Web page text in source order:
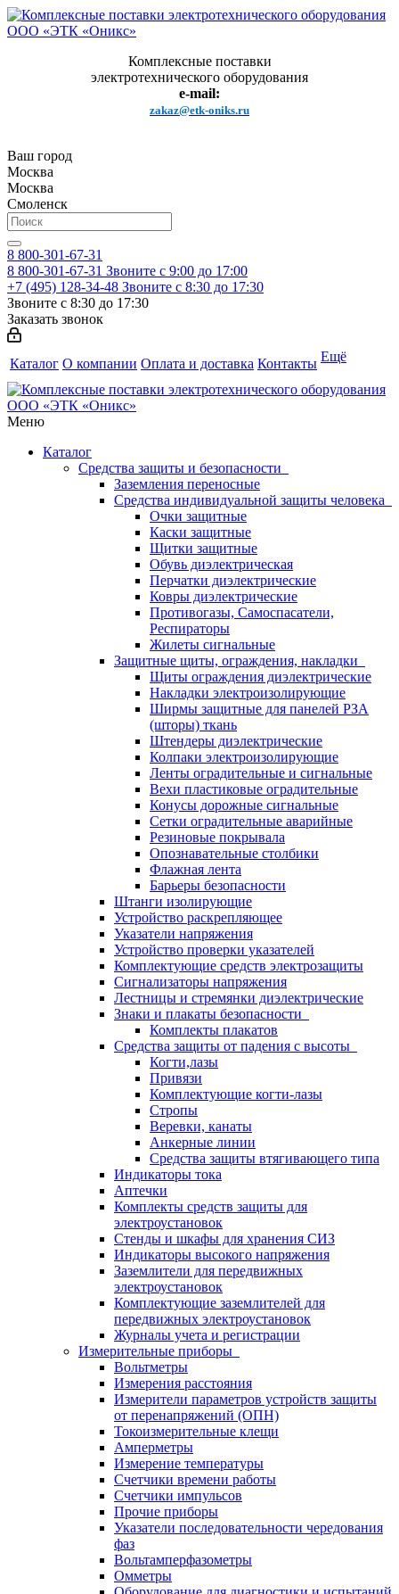
Комплексные поставки
электротехнического оборудования
e-mail:
zakaz@etk-oniks.ru
Ваш город
Москва
Москва
Смоленск
8 800-301-67-31
8 800-301-67-31 Звоните с 9:00 до 17:00
+7 (495) 128-34-48 Звоните с 8:30 до 17:30
Звоните с 8:30 до 17:30
Заказать звонок
Каталог О компании Оплата и доставка Контакты Ещё
Меню
Каталог
Средства защиты и безопасности
Заземления переносные
Средства индивидуальной защиты человека
Очки защитные
Каски защитные
Щитки защитные
Обувь диэлектрическая
Перчатки диэлектрические
Ковры диэлектрические
Противогазы, Самоспасатели,
Респираторы
Жилеты сигнальные
Защитные щиты, ограждения, накладки
Щиты ограждения диэлектрические
Накладки электроизолирующие
Ширмы защитные для панелей РЗА
(шторы) ткань
Штендеры диэлектрические
Колпаки электроизолирующие
Ленты оградительные и сигнальные
Вехи пластиковые оградительные
Конусы дорожные сигнальные
Сетки оградительные аварийные
Резиновые покрывала
Опознавательные столбики
Флажная лента
Барьеры безопасности
Штанги изолирующие
Устройство раскрепляющее
Указатели напряжения
Устройство проверки указателей
Комплектующие средств электрозащиты
Сигнализаторы напряжения
Лестницы и стремянки диэлектрические
Знаки и плакаты безопасности
Комплекты плакатов
Средства защиты от падения с высоты
Когти,лазы
Привязи
Комплектующие когти-лазы
Стропы
Веревки, канаты
Анкерные линии
Средства защиты втягивающего типа
Индикаторы тока
Аптечки
Комплекты средств защиты для
электроустановок
Стенды и шкафы для хранения СИЗ
Индикаторы высокого напряжения
Заземлители для передвижных
электроустановок
Комплектующие заземлителей для
передвижных электроустановок
Журналы учета и регистрации
Измерительные приборы
Вольтметры
Измерения расстояния
Измерители параметров устройств защиты
от перенапряжений (ОПН)
Токоизмерительные клещи
Амперметры
Измерение температуры
Счетчики времени работы
Счетчики импульсов
Прочие приборы
Указатели последовательности чередования
фаз
Вольтамперфазометры
Омметры